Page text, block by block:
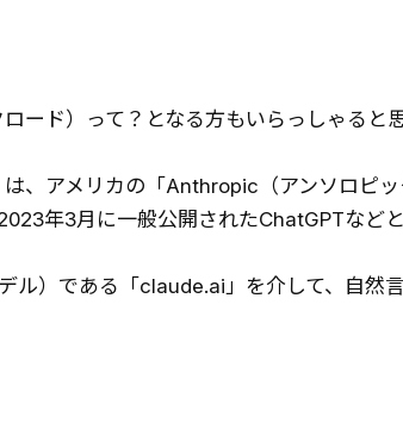
ード）って？となる方もいらっしゃると
、アメリカの「Anthropic（アンソロピ
年3月に一般公開されたChatGPTなど
ル）である「claude.ai」を介して、自然